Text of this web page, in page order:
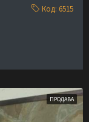
Код: 6515
ПРОДАВА